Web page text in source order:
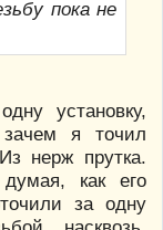
пока не
установку,
я точил
нерж прутка.
как его
за одну